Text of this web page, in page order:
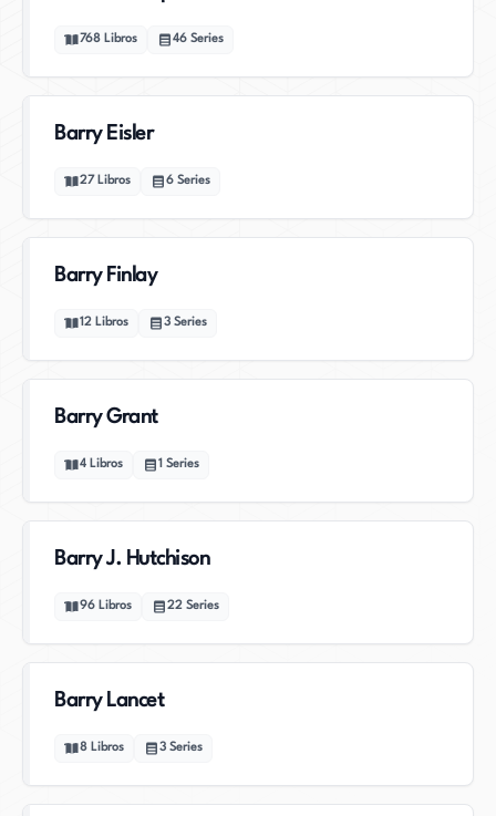
768 Libros 46 Series
Barry Eisler
27 Libros 6 Series
Barry Finlay
12 Libros 3 Series
Barry Grant
4 Libros 1 Series
Barry J. Hutchison
96 Libros 22 Series
Barry Lancet
8 Libros 3 Series